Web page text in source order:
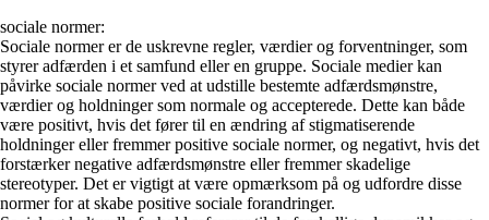
sociale normer:
Sociale normer er de uskrevne regler, værdier og forventninger, som
styrer adfærden i et samfund eller en gruppe. Sociale medier kan
påvirke sociale normer ved at udstille bestemte adfærdsmønstre,
værdier og holdninger som normale og accepterede. Dette kan både
være positivt, hvis det fører til en ændring af stigmatiserende
holdninger eller fremmer positive sociale normer, og negativt, hvis det
forstærker negative adfærdsmønstre eller fremmer skadelige
stereotyper. Det er vigtigt at være opmærksom på og udfordre disse
normer for at skabe positive sociale forandringer.